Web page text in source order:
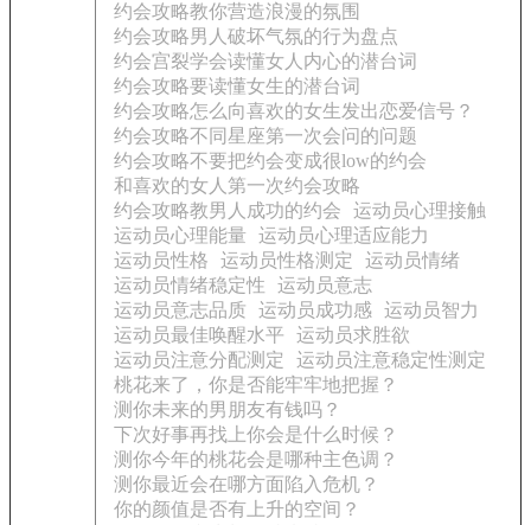
约会攻略教你营造浪漫的氛围
约会攻略男人破坏气氛的行为盘点
约会宫裂学会读懂女人内心的潜台词
约会攻略要读懂女生的潜台词
约会攻略怎么向喜欢的女生发出恋爱信号？
约会攻略不同星座第一次会问的问题
约会攻略不要把约会变成很low的约会
和喜欢的女人第一次约会攻略
约会攻略教男人成功的约会
运动员心理接触
运动员心理能量
运动员心理适应能力
运动员性格
运动员性格测定
运动员情绪
运动员情绪稳定性
运动员意志
运动员意志品质
运动员成功感
运动员智力
运动员最佳唤醒水平
运动员求胜欲
运动员注意分配测定
运动员注意稳定性测定
桃花来了，你是否能牢牢地把握？
测你未来的男朋友有钱吗？
下次好事再找上你会是什么时候？
测你今年的桃花会是哪种主色调？
测你最近会在哪方面陷入危机？
你的颜值是否有上升的空间？